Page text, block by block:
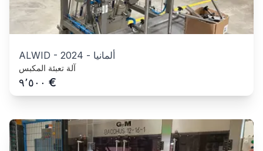
ALWID - 2024 - ألمانيا
آلة تعبئة المكبس
٩٬٥٠٠ €